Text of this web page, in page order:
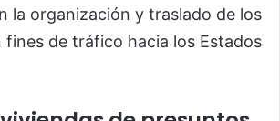
la organización y traslado de los
fines de tráfico hacia los Estados